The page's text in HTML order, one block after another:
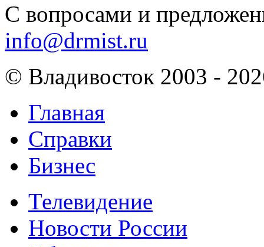
С вопросами и
info@drmist.ru
© Владивосток 2003 -
Главная
Справки
Бизнес
Телевидение
Новости России